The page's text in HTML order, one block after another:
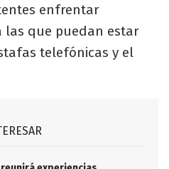
enfrentar
las que puedan estar
telefónicas y el